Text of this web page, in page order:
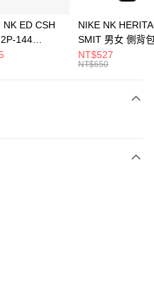
。
後，將跳轉至「AFTEE先享後付」
簡訊。
簡訊中的連結，可透過四大超商／
方視為交易完成。
之結帳頁面顯示為準，若有關於
免運費
免運費
免運費
NK ED CSH
144
男女 短統襪
NIKE NK
SMIT 男女 側背
BA5871010
NT$527
NT$650